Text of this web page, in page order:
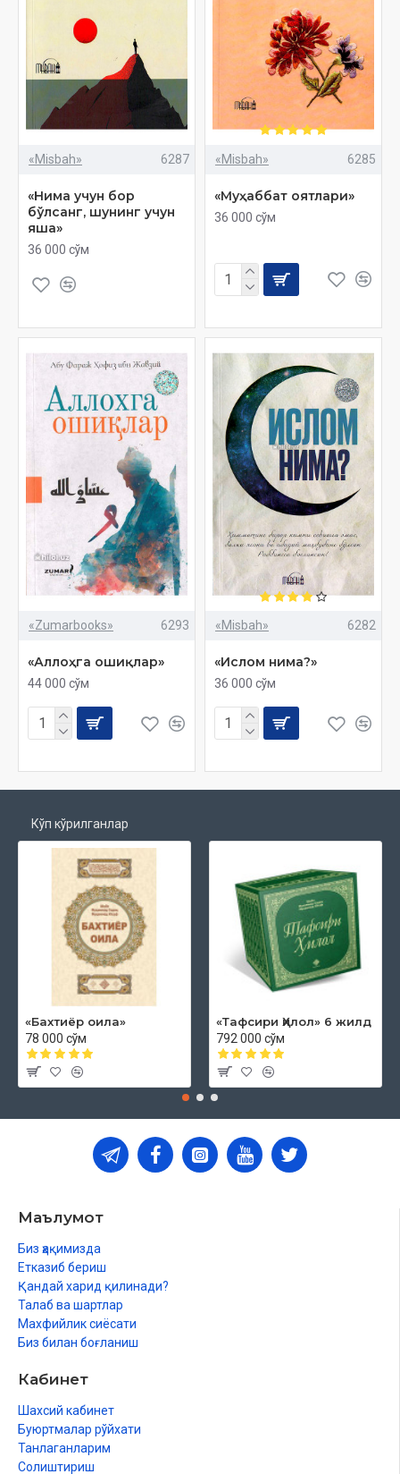
«Misbah» 6287
«Нима учун бор
бўлсанг, шунинг учун
яша»
36 000 сўм
«Misbah» 6285
«Муҳаббат оятлари»
36 000 сўм
«Zumarbooks» 6293
«Аллоҳга ошиқлар»
44 000 сўм
«Misbah» 6282
«Ислом нима?»
36 000 сўм
Кўп кўрилганлар
«Бахтиёр оила»
78 000 сўм
«Тафсири Ҳилол» 6 жилд
792 000 сўм
Маълумот
Биз ҳақимизда
Етказиб бериш
Қандай харид қилинади?
Талаб ва шартлар
Махфийлик сиёсати
Биз билан боғланиш
Кабинет
Шахсий кабинет
Буюртмалар рўйхати
Танлаганларим
Солиштириш